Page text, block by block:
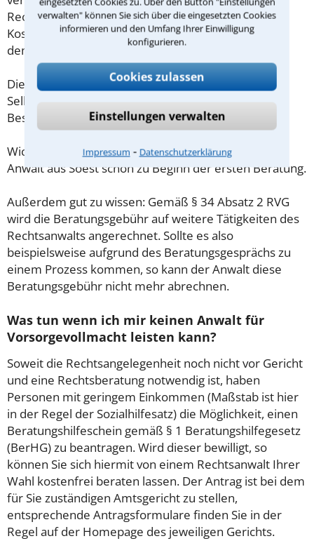
verwalten" können Sie sich über die eingesetzten Cookies
informieren und den Umfang Ihrer Einwilligung
konfigurieren.
Cookies zulassen
Einstellungen verwalten
Impressum ⁃ Datenschutzerklärung
Rechtsanwaltsvergütungsgesetz (RVG) geregelt. Die
Kosten für das erste Beratungsgespräch betragen
demnach maximal 190,00 € zzgl. MwSt.
Diese Regelung gilt jedoch nur für Verbraucher. Für
Selbstständige oder Freiberufler gilt diese
Beschränkung nicht.
Wichtig daher: Klären Sie die Kostenfrage mit Ihrem
Anwalt aus Soest schon zu Beginn der ersten Beratung.
Außerdem gut zu wissen: Gemäß § 34 Absatz 2 RVG
wird die Beratungsgebühr auf weitere Tätigkeiten des
Rechtsanwalts angerechnet. Sollte es also
beispielsweise aufgrund des Beratungsgesprächs zu
einem Prozess kommen, so kann der Anwalt diese
Beratungsgebühr nicht mehr abrechnen.
Was tun wenn ich mir keinen Anwalt für
Vorsorgevollmacht leisten kann?
Soweit die Rechtsangelegenheit noch nicht vor Gericht
und eine Rechtsberatung notwendig ist, haben
Personen mit geringem Einkommen (Maßstab ist hier
in der Regel der Sozialhilfesatz) die Möglichkeit, einen
Beratungshilfeschein gemäß § 1 Beratungshilfegesetz
(BerHG) zu beantragen. Wird dieser bewilligt, so
können Sie sich hiermit von einem Rechtsanwalt Ihrer
Wahl kostenfrei beraten lassen. Der Antrag ist bei dem
für Sie zuständigen Amtsgericht zu stellen,
entsprechende Antragsformulare finden Sie in der
Regel auf der Homepage des jeweiligen Gerichts.